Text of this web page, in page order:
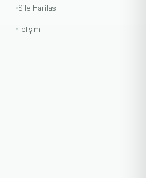
Site Haritası
İletişim